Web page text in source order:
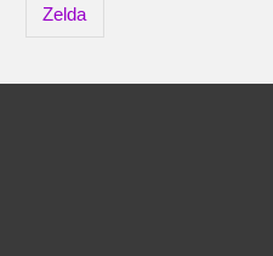
Zelda